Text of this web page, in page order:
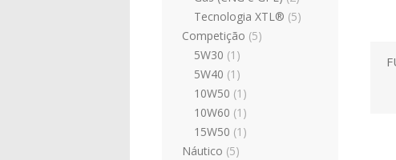
Tecnologia XTL® (5)
Competição (5)
5W30 (1)
5W40 (1)
10W50 (1)
10W60 (1)
15W50 (1)
Náutico (5)